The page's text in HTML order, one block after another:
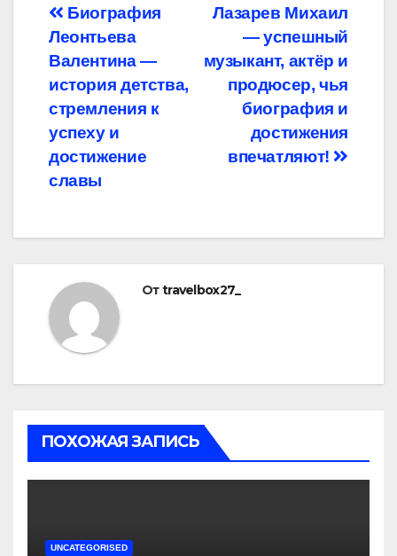
Навигация
по
записям
Лазарев Михаил
— успешный
музыкант, актёр и
продюсер, чья
биография и
достижения
впечатляют!
Биография
Леонтьева
Валентина —
история детства,
стремления к
успеху и
достижение
славы
Отtravelbox27_
ПОХОЖАЯ ЗАПИСЬ
UNCATEGORISED